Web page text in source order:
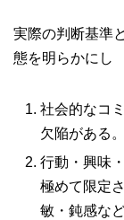
実際の判断基準
態を明らかにし
社会的なコ
欠陥がある。
行動・興味
極めて限定
敏・鈍感な